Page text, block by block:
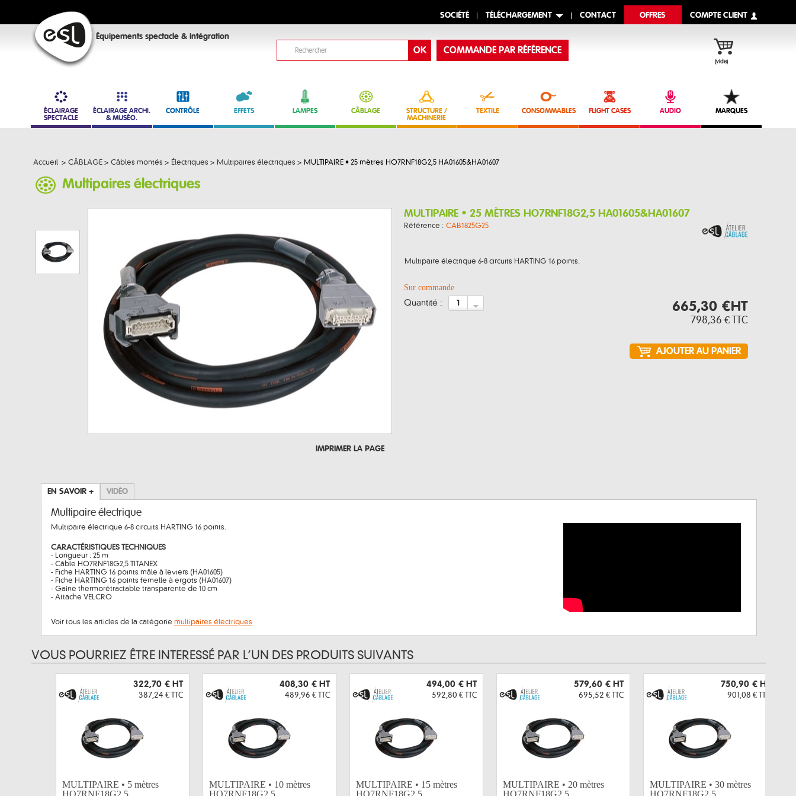
SOCIÉTÉ TÉLÉCHARGEMENT CONTACT OFFRES COMPTE CLIENT
Équipements spectacle & intégration
(vide)
COMMANDE PAR RÉFÉRENCE
ÉCLAIRAGE
SPECTACLE
ÉCLAIRAGE ARCHI.
& MUSÉO.
CONTRÔLE EFFETS LAMPES CÂBLAGE
STRUCTURE /
MACHINERIE
TEXTILE CONSOMMABLES FLIGHT CASES AUDIO MARQUES
Accueil > CÂBLAGE > Câbles montés > Électriques > Multipaires électriques > MULTIPAIRE • 25 mètres HO7RNF18G2,5 HA01605&HA01607
Multipaires électriques
IMPRIMER LA PAGE
MULTIPAIRE • 25 MÈTRES HO7RNF18G2,5 HA01605&HA01607
Référence : CAB1825G25
Multipaire électrique 6-8 circuits HARTING 16 points.
Sur commande
quantité : 665,30 €HT
798,36 € TTC
EN SAVOIR + VIDÉO
Multipaire électrique
Multipaire électrique 6-8 circuits HARTING 16 points.
CARACTÉRISTIQUES TECHNIQUES
- Longueur : 25 m
- Câble HO7RNF18G2,5 TITANEX
- Fiche HARTING 16 points mâle à leviers (HA01605)
- Fiche HARTING 16 points femelle à ergots (HA01607)
- Gaine thermorétractable transparente de 10 cm
- Attache VELCRO
Voir tous les articles de la catégorie multipaires électriques
VOUS POURRIEZ ÊTRE INTERESSÉ PAR L’UN DES PRODUITS SUIVANTS
322,70 € HT
387,24 € TTC
MULTIPAIRE • 5 mètres
HO7RNF18G2,5...
408,30 € HT
489,96 € TTC
MULTIPAIRE • 10 mètres
HO7RNF18G2,5...
494,00 € HT
592,80 € TTC
MULTIPAIRE • 15 mètres
HO7RNF18G2,5...
579,60 € HT
695,52 € TTC
MULTIPAIRE • 20 mètres
HO7RNF18G2,5...
750,90 € HT
901,08 € TTC
MULTIPAIRE • 30 mètres
HO7RNF18G2,5...